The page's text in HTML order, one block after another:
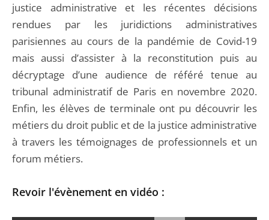
justice administrative et les récentes décisions
rendues par les juridictions administratives
parisiennes au cours de la pandémie de Covid-19
mais aussi d’assister à la reconstitution puis au
décryptage d’une audience de référé tenue au
tribunal administratif de Paris en novembre 2020.
Enfin, les élèves de terminale ont pu découvrir les
métiers du droit public et de la justice administrative
à travers les témoignages de professionnels et un
forum métiers.
Revoir l'évènement en vidéo :